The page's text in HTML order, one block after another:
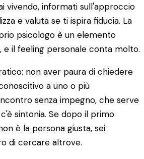
vivendo, informati sull'approccio
e valuta se ti ispira fiducia. La
psicologo è un elemento
e il feeling personale conta molto.
non aver paura di chiedere
a uno o più
senza impegno, che serve
sintonia. Se dopo il primo
è la persona giusta, sei
di cercare altrove.